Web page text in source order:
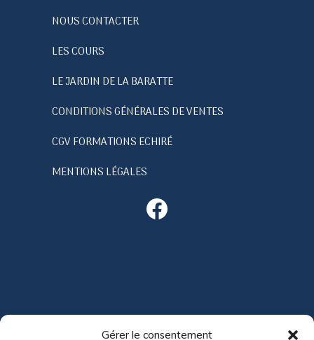
Gérer le consentement
NOUS CONTACTER
LES COURS
LE JARDIN DE LA BARATTE
CONDITIONS GÉNÉRALES DE VENTES
CGV FORMATIONS ECHIRÉ
MENTIONS LÉGALES
Facebook